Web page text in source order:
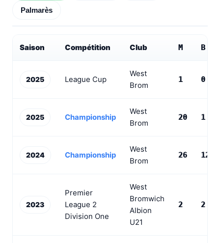
Palmarès
Saison Compétition Club M B
2025 League Cup
West
Brom
1 0
2025 Championship
West
Brom
20 1
2024 Championship
West
Brom
26 12
2023
Premier
League 2
Division One
West
Bromwich
Albion
U21
2 2